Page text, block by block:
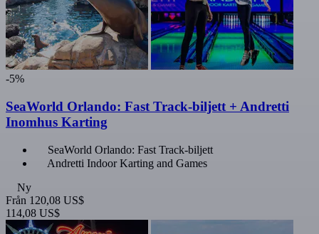
-5%
SeaWorld Orlando: Fast Track-biljett + Andretti
Inomhus Karting
SeaWorld Orlando: Fast Track-biljett
Andretti Indoor Karting and Games
Ny
Från 120,08 US$
114,08 US$